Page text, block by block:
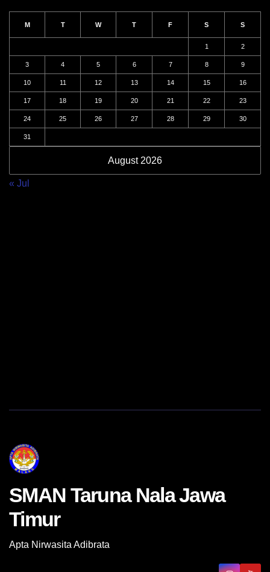
August 2026
M T W T F S S
1 2
3 4 5 6 7 8 9
10 11 12 13 14 15 16
17 18 19 20 21 22 23
24 25 26 27 28 29 30
31
« Jul
SMAN Taruna Nala Jawa
Timur
Apta Nirwasita Adibrata